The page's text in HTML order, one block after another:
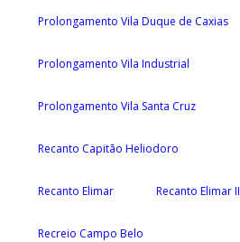
Prolongamento Vila Duque de Caxias
Prolongamento Vila Industrial
Prolongamento Vila Santa Cruz
Recanto Capitão Heliodoro
Recanto Elimar Recanto Elimar II
Recreio Campo Belo